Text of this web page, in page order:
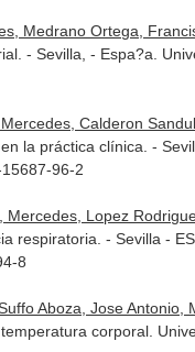
Medrano Ortega,
- Sevilla, - Espa?a.
Calderon
la práctica clínica. -
96-2
Lopez
respiratoria. - Sevilla -
8
Aboza, Jose
corporal.